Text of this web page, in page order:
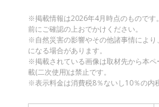
※掲載情報は2026年4月時点のものです
前にご確認の上おでかけください。
※自然災害の影響やその他諸事情によ
になる場合があります。
※掲載されている画像は取材先から本
載(二次使用)は禁止です。
※表示料金は消費税8％ないし10％の内